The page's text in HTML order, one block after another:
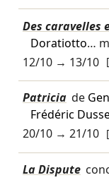
Des caravelles
Doratiotto…
12/10→ 13/10
Patricia de
Frédéric
20/10→ 21/10
La Dispute